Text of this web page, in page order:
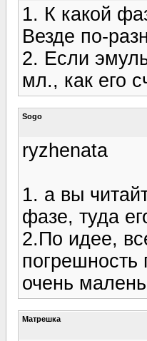
1. К какой
Везде по-
2. Если
мл., как его
Sogo
ryzhenata
1. а вы
фазе, туда
2.По идее,
погрешность
очень
Матрешка